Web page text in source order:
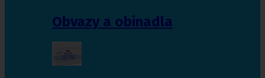
Obvazy a obinadla